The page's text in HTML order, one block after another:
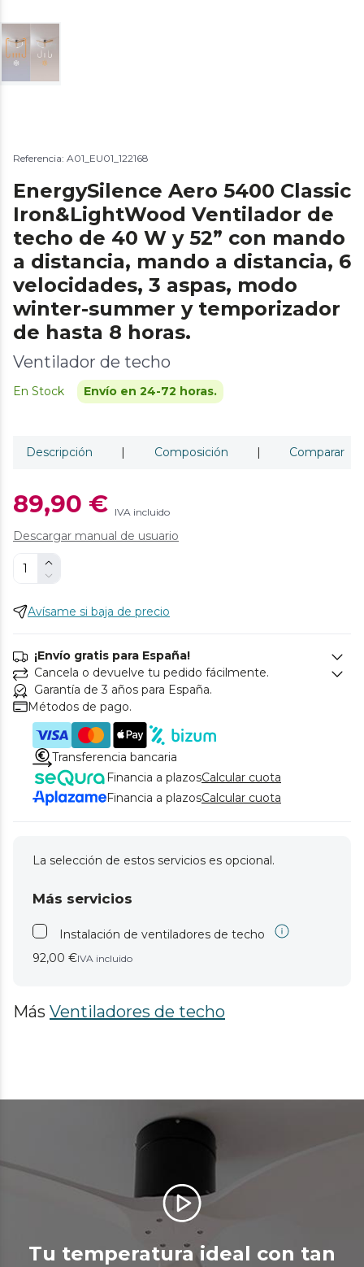
Referencia: A01_EU01_122168
EnergySilence Aero 5400 Classic
Iron&LightWood Ventilador de
techo de 40 W y 52” con mando
a distancia, mando a distancia, 6
velocidades, 3 aspas, modo
winter-summer y temporizador
de hasta 8 horas.
Ventilador de techo
En Stock Envío en 24-72 horas.
Descripción | Composición | Comparar
89,90 € IVA incluido
Descargar manual de usuario
Avísame si baja de precio
¡Envío gratis para España!
Cancela o devuelve tu pedido fácilmente.
Garantía de 3 años para España.
Métodos de pago.
Transferencia bancaria
Financia a plazosCalcular cuota
Financia a plazosCalcular cuota
La selección de estos servicios es opcional.
Más servicios
Instalación de ventiladores de techo
92,00 €IVA incluido
Más Ventiladores de techo
Tu temperatura ideal con tan